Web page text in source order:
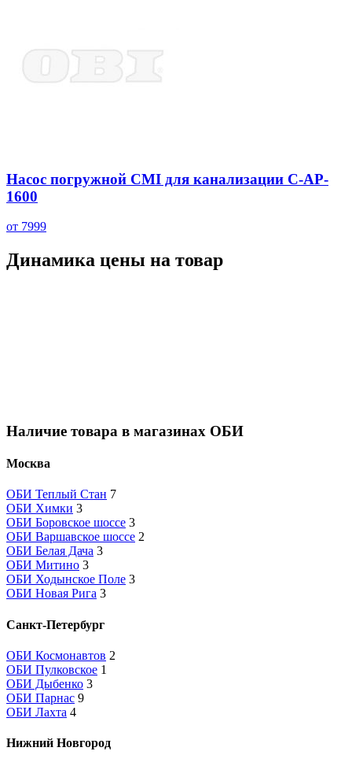
Насос погружной CMI для канализации C-AP-
1600
от 7999
Динамика цены на товар
Наличие товара в магазинах ОБИ
Москва
ОБИ Теплый Стан 7
ОБИ Химки 3
ОБИ Боровское шоссе 3
ОБИ Варшавское шоссе 2
ОБИ Белая Дача 3
ОБИ Митино 3
ОБИ Ходынское Поле 3
ОБИ Новая Рига 3
Санкт-Петербург
ОБИ Космонавтов 2
ОБИ Пулковское 1
ОБИ Дыбенко 3
ОБИ Парнас 9
ОБИ Лахта 4
Нижний Новгород